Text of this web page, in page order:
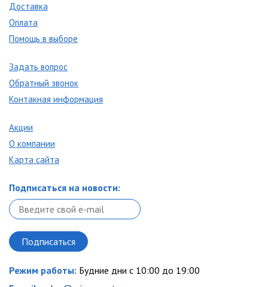
Доставка
Оплата
Помощь в выборе
Задать вопрос
Обратный звонок
Контакная информация
Акции
О компании
Карта сайта
Подписаться на новости:
Режим работы: Будние дни с 10:00 до 19:00